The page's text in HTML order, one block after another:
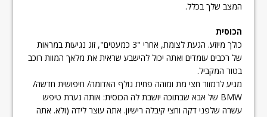
המצב שלך בכלל.
הכוסית
כולך מיוזע. הגעת לצומת, אחרי "3 כמעטים", זוג נגיעות במראות
של רכבים עומדים ואתה יכול להישבע שראית את מלאך המוות רוכב
בטור המקביל.
מגיע לרמזור חצי מת ומזהה פחית גולף האדומה/ חיפושית חדשה/
BMW של אבא שבתוכה יושבת לה הכוסית: אותה נערת טיפש
עשרה שלפני דקה וחצי קיבלה רישיון. אתה עוצר לידה (ולא. אתה